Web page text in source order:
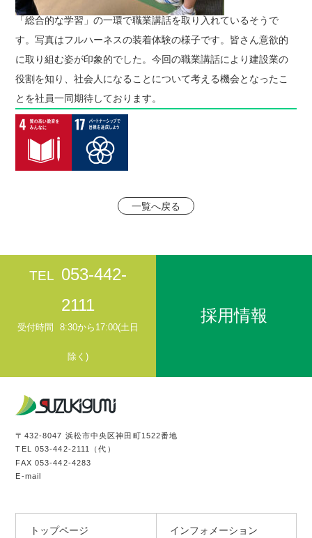
「総合的な学習」の一環で職業講話を取り入れているそうで
す。写真はフルハーネスの装着体験の様子です。皆さん意欲的
に取り組む姿が印象的でした。今回の職業講話により建設業の
役割を知り、社会人になることについて考える機会となったこ
とを社員一同期待しております。
一覧へ戻る
TEL 053-442-
2111
受付時間 8:30から17:00(土日
除く)
採用情報
〒432-8047 浜松市中央区神田町1522番地
TEL 053-442-2111
（代）
FAX 053-442-4283
E-mail
トップページ インフォメーション